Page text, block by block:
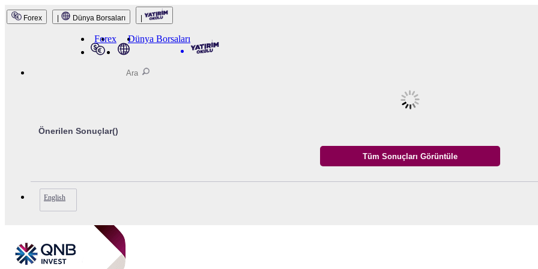
QNB Invest
Forex Dünya Borsaları
Forex Dünya Borsaları
Önerilen Sonuçlar()
English